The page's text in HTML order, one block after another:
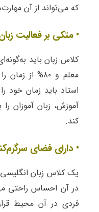
که می‌تواند از آن
• متکی بر فعالیت
معلم و ۸۰% از
استاد باید زمان خود
آموزش، زبان آموزان
کند.
• دارای فضای
یک کلاس زبان
در آن احساس راحتی
فردی در آن محیط